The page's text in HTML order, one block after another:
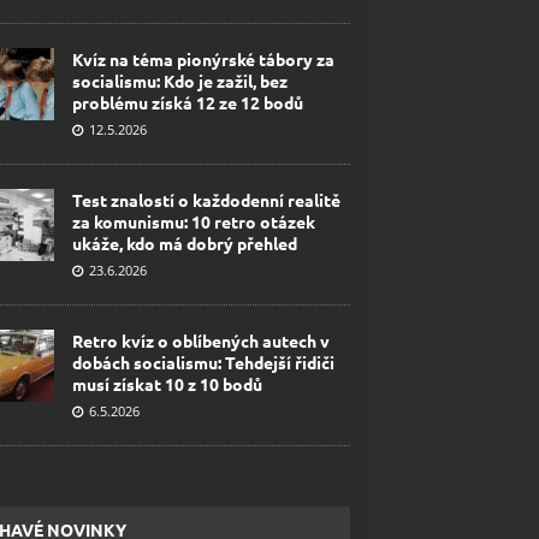
Kvíz na téma pionýrské tábory za
socialismu: Kdo je zažil, bez
problému získá 12 ze 12 bodů
12.5.2026
Test znalostí o každodenní realitě
za komunismu: 10 retro otázek
ukáže, kdo má dobrý přehled
23.6.2026
Retro kvíz o oblíbených autech v
dobách socialismu: Tehdejší řidiči
musí získat 10 z 10 bodů
6.5.2026
NOVINKY